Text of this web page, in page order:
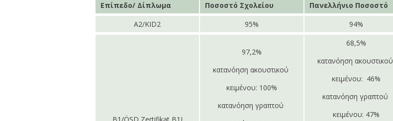
Επίπεδο/ Δίπλωμα Ποσοστό Σχολείου
Πανελλήνιο Ποσοστό
Α2/KID2
95% 94%
97,2%
κατανόηση ακουστικού
κειμένου: 100%
κατανόηση γραπτού
68,5%
κατανόηση ακουστικού
κειμένου: 46%
κατανόηση γραπτού
κειμένου: 47%